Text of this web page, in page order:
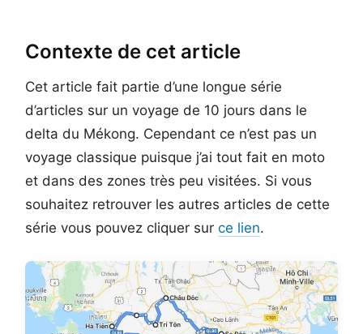
Contexte de cet article
Cet article fait partie d’une longue série
d’articles sur un voyage de 10 jours dans le
delta du Mékong. Cependant ce n’est pas un
voyage classique puisque j’ai tout fait en moto
et dans des zones très peu visitées. Si vous
souhaitez retrouver les autres articles de cette
série vous pouvez cliquer sur ce lien.